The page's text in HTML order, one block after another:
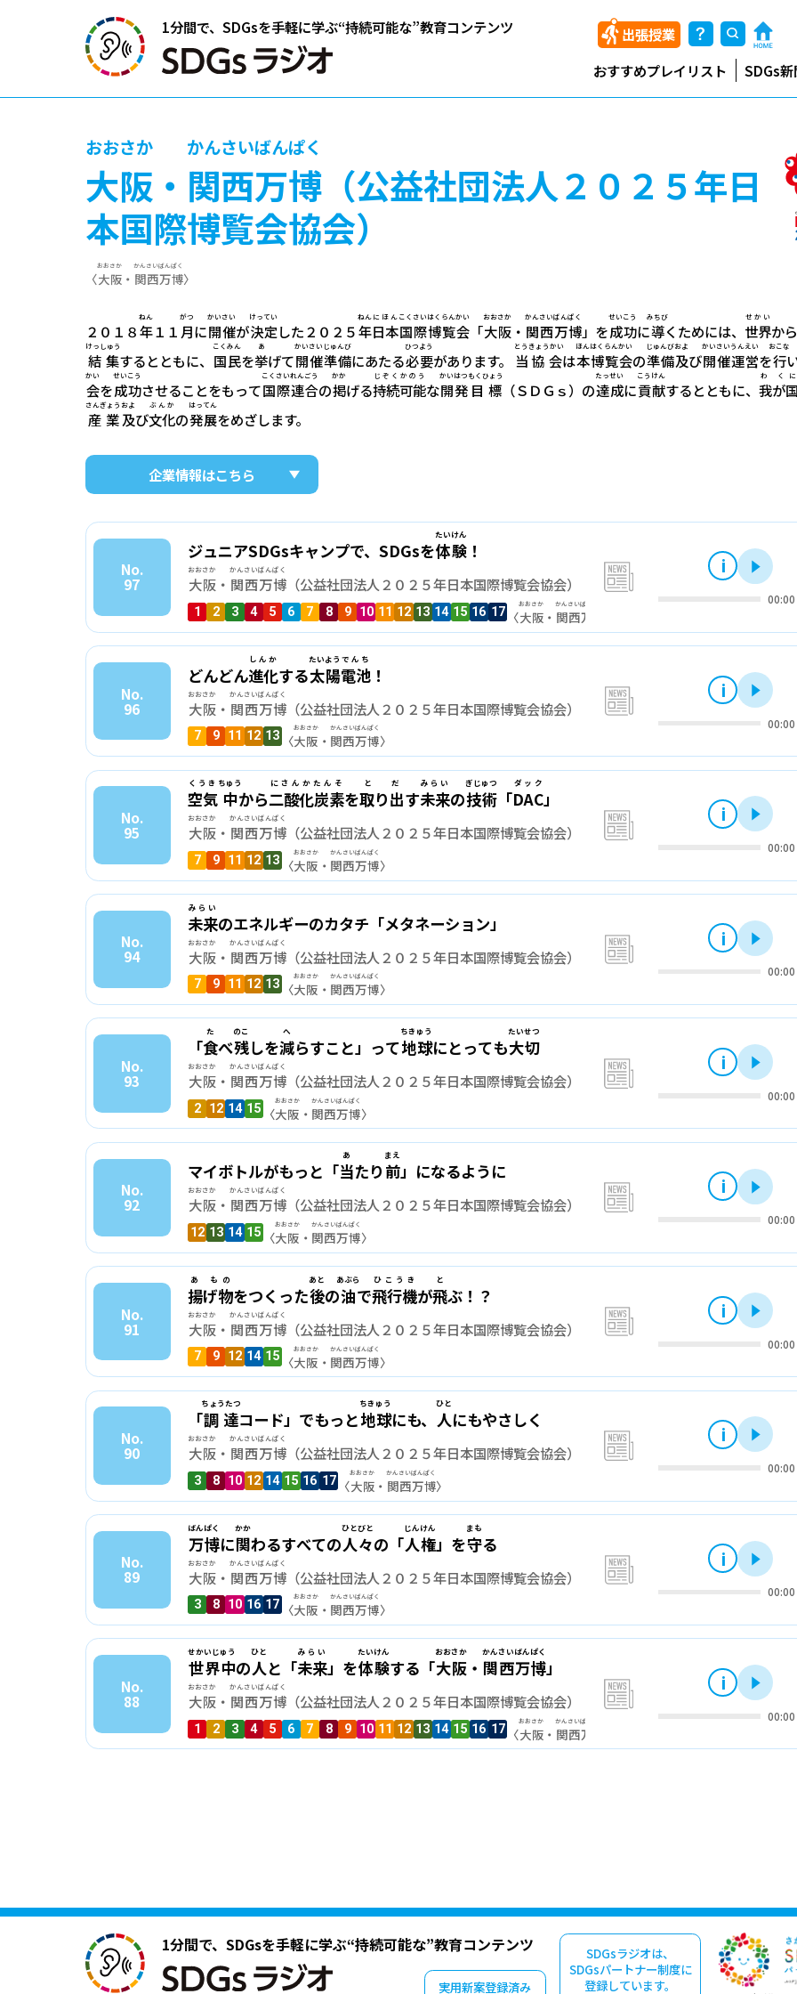
出張授業
おすすめプレイリスト
SDGs新
1分間で、SDGsを手軽に学ぶ“持続可能な”教育コンテンツ
大阪
おおさか
・ 関西万博
かんさいばんぱく
（公益社団法人２０２５年日
本国際博覧会協会）
〈大阪
おおさか
・ 関西
かんさい
万博
ばんぱく
〉
２０１８年
ねん
１１ 月
がつ
に開催
かいさい
が決定
けってい
した２０２５年
ねん
日本
にほん
国際
こくさい
博覧
はくらん
会
かい
「大阪
おおさか
・ 関西
かんさい
万博
ばんぱく
」を成功
せいこう
に導
みちび
くためには、 世界
せかい
から
結集
けっしゅう
するとともに、 国民
こくみん
を挙
あ
げて開催
かいさい
準備
じゅんび
にあたる必要
ひつよう
があります。 当
とう
協会
きょうかい
は本
ほん
博覧
はくらん
会
かい
の準備
じゅんび
及
およ
び開催
かいさい
運営
うんえい
を行
おこな
会
かい
を成功
せいこう
させることをもって国際
こくさい
連合
れんごう
の掲
かか
げる持続
じぞく
可能
かのう
な開発
かいはつ
目標
もくひょう
（ＳＤＧｓ）の達成
たっせい
に貢献
こうけん
するとともに、 我が国
わ くに
産業
さんぎょう
及
およ
び文化
ぶんか
の発展
はってん
をめざします。
企業情報はこちら
No.
97
ジュニアSDGsキャンプで、SDGsを体験
たいけん
！
大阪
おおさか
・ 関西万博
かんさいばんぱく
（公益社団法人２０２５年日本国際博覧会協会）
1 2 3 4 5 6 7 8 9 10 11 12 13 14 15 16 17 〈大阪
おおさか
・ 関西
かんさい
万博
ばんぱく
news i
00:00
No.
96
どんどん進化
しんか
する太陽
たいよう
電池
でんち
！
大阪
おおさか
・ 関西万博
かんさいばんぱく
（公益社団法人２０２５年日本国際博覧会協会）
7 9 11 12 13〈大阪
おおさか
・ 関西
かんさい
万博
ばんぱく
〉
news i
00:00
No.
95
空気
くうき
中
ちゅう
から二酸化炭素
にさんかたんそ
を取り出
と だ
す未来
みらい
の技術
ぎじゅつ
「DAC
ダック
」
大阪
おおさか
・ 関西万博
かんさいばんぱく
（公益社団法人２０２５年日本国際博覧会協会）
7 9 11 12 13〈大阪
おおさか
・ 関西
かんさい
万博
ばんぱく
〉
news i
00:00
No.
94
未来
みらい
のエネルギーのカタチ「メタネーション」
大阪
おおさか
・ 関西万博
かんさいばんぱく
（公益社団法人２０２５年日本国際博覧会協会）
7 9 11 12 13〈大阪
おおさか
・ 関西
かんさい
万博
ばんぱく
〉
news i
00:00
No.
93
「食
た
べ残
のこ
しを減
へ
らすこと」って地球
ちきゅう
にとっても大切
たいせつ
大阪
おおさか
・ 関西万博
かんさいばんぱく
（公益社団法人２０２５年日本国際博覧会協会）
2 12 14 15〈大阪
おおさか
・ 関西
かんさい
万博
ばんぱく
〉
news i
00:00
No.
92
マイボトルがもっと「当
あ
たり 前
まえ
」になるように
大阪
おおさか
・ 関西万博
かんさいばんぱく
（公益社団法人２０２５年日本国際博覧会協会）
12 13 14 15〈大阪
おおさか
・ 関西
かんさい
万博
ばんぱく
〉
news i
00:00
No.
91
揚げ物
あ もの
をつくった後
あと
の油
あぶら
で飛行機
ひこうき
が飛
と
ぶ！？
大阪
おおさか
・ 関西万博
かんさいばんぱく
（公益社団法人２０２５年日本国際博覧会協会）
7 9 12 14 15〈大阪
おおさか
・ 関西
かんさい
万博
ばんぱく
〉
news i
00:00
No.
90
「調達
ちょうたつ
コード」でもっと地球
ちきゅう
にも、 人
ひと
にもやさしく
大阪
おおさか
・ 関西万博
かんさいばんぱく
（公益社団法人２０２５年日本国際博覧会協会）
3 8 10 12 14 15 16 17 〈大阪
おおさか
・ 関西
かんさい
万博
ばんぱく
〉
news i
00:00
No.
89
万博
ばんぱく
に関
かか
わるすべての人々
ひとびと
の「人権
じんけん
」を守
まも
る
大阪
おおさか
・ 関西万博
かんさいばんぱく
（公益社団法人２０２５年日本国際博覧会協会）
3 8 10 16 17〈大阪
おおさか
・ 関西
かんさい
万博
ばんぱく
〉
news i
00:00
No.
88
世界中
せかいじゅう
の人
ひと
と「未来
みらい
」を体験
たいけん
する「大阪
おおさか
・ 関西
かんさい
万博
ばんぱく
」
大阪
おおさか
・ 関西万博
かんさいばんぱく
（公益社団法人２０２５年日本国際博覧会協会）
1 2 3 4 5 6 7 8 9 10 11 12 13 14 15 16 17 〈大阪
おおさか
・ 関西
かんさい
万博
ばんぱく
news i
00:00
1分間で、SDGsを手軽に学ぶ“持続可能な”教育コンテンツ
実用新案登録済み
SDGsラジオは、
SDGsパートナー制度に
登録しています。